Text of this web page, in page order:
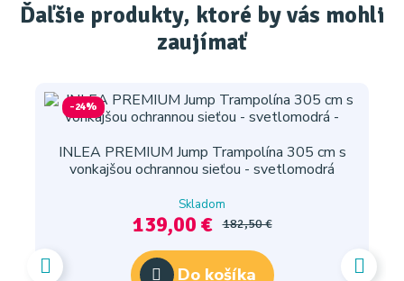
Ďaľšie produkty, ktoré by vás mohli
zaujímať
-24%
INLEA PREMIUM Jump Trampolína 305 cm s
vonkajšou ochrannou sieťou - svetlomodrá
Skladom
139,00 € 182,50 €
Do košíka